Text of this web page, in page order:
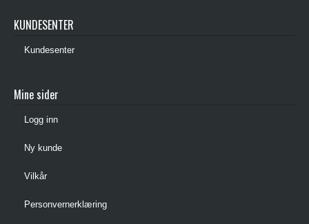
KUNDESENTER
Kundesenter
Mine sider
Logg inn
Ny kunde
Vilkår
Personvernerklæring